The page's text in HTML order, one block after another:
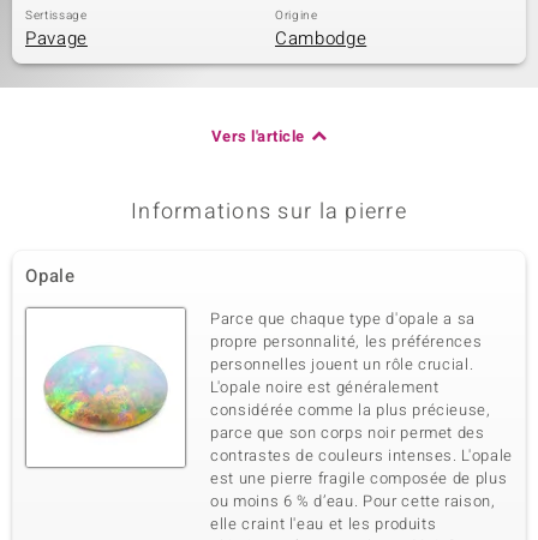
Sertissage
Pavage
Origine
Cambodge
Vers l'article
Informations sur la pierre
Opale
Parce que chaque type d'opale a sa
propre personnalité, les préférences
personnelles jouent un rôle crucial.
L'opale noire est généralement
considérée comme la plus précieuse,
parce que son corps noir permet des
contrastes de couleurs intenses. L'opale
est une pierre fragile composée de plus
ou moins 6 % d’eau. Pour cette raison,
elle craint l'eau et les produits